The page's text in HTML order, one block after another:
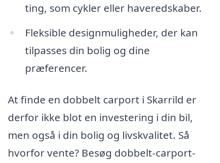
ting, som cykler eller haveredskaber.
Fleksible designmuligheder, der kan
tilpasses din bolig og dine
præferencer.
At finde en dobbelt carport i Skarrild er
derfor ikke blot en investering i din bil,
men også i din bolig og livskvalitet. Så
hvorfor vente? Besøg dobbelt-carport-